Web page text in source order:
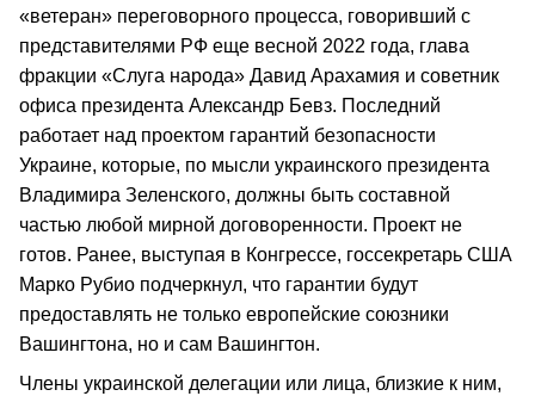
«ветеран» переговорного процесса, говоривший с
представителями РФ еще весной 2022 года, глава
фракции «Слуга народа» Давид Арахамия и советник
офиса президента Александр Бевз. Последний
работает над проектом гарантий безопасности
Украине, которые, по мысли украинского президента
Владимира Зеленского, должны быть составной
частью любой мирной договоренности. Проект не
готов. Ранее, выступая в Конгрессе, госсекретарь США
Марко Рубио подчеркнул, что гарантии будут
предоставлять не только европейские союзники
Вашингтона, но и сам Вашингтон.
Члены украинской делегации или лица, близкие к ним,